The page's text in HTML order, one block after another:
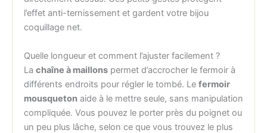
l’effet anti-ternissement et gardent votre bijou
coquillage net.
Quelle longueur et comment l’ajuster facilement ?
La chaîne à maillonspermet d’accrocher le fermoir à
différents endroits pour régler le tombé. Le fermoir
mousquetonaide à le mettre seule, sans manipulation
compliquée. Vous pouvez le porter près du poignet ou
un peu plus lâche, selon ce que vous trouvez le plus